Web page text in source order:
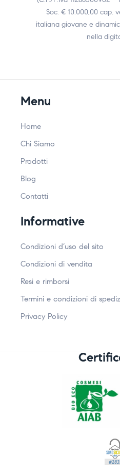
Soc. € 10.000,00 cap.
italiana giovane e
nella
Menu
Home
Chi Siamo
Prodotti
Blog
Contatti
Informative
Condizioni d’uso del sito
Condizioni di vendita
Resi e rimborsi
Termini e condizioni di
Privacy Policy